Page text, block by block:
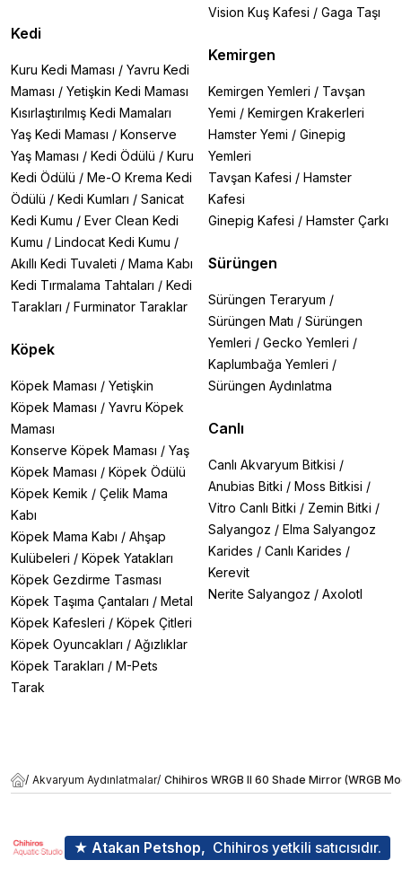
Kedi
Kuru Kedi Maması / Yavru Kedi
Maması / Yetişkin Kedi Maması
Kısırlaştırılmış Kedi Mamaları
Yaş Kedi Maması / Konserve
Yaş Maması / Kedi Ödülü / Kuru
Kedi Ödülü / Me-O Krema Kedi
Ödülü / Kedi Kumları / Sanicat
Kedi Kumu / Ever Clean Kedi
Kumu / Lindocat Kedi Kumu /
Akıllı Kedi Tuvaleti / Mama Kabı
Kedi Tırmalama Tahtaları / Kedi
Tarakları / Furminator Taraklar
Köpek
Köpek Maması / Yetişkin
Köpek Maması / Yavru Köpek
Maması
Konserve Köpek Maması / Yaş
Köpek Maması / Köpek Ödülü
Köpek Kemik / Çelik Mama
Kabı
Köpek Mama Kabı / Ahşap
Kulübeleri / Köpek Yatakları
Köpek Gezdirme Tasması
Köpek Taşıma Çantaları / Metal
Köpek Kafesleri / Köpek Çitleri
Köpek Oyuncakları / Ağızlıklar
Köpek Tarakları / M-Pets
Tarak
Vision Kuş Kafesi / Gaga Taşı
Kemirgen
Kemirgen Yemleri / Tavşan
Yemi / Kemirgen Krakerleri
Hamster Yemi / Ginepig
Yemleri
Tavşan Kafesi / Hamster
Kafesi
Ginepig Kafesi / Hamster Çarkı
Sürüngen
Sürüngen Teraryum /
Sürüngen Matı / Sürüngen
Yemleri / Gecko Yemleri /
Kaplumbağa Yemleri /
Sürüngen Aydınlatma
Canlı
Canlı Akvaryum Bitkisi /
Anubias Bitki / Moss Bitkisi /
Vitro Canlı Bitki / Zemin Bitki /
Salyangoz / Elma Salyangoz
Karides / Canlı Karides /
Kerevit
Nerite Salyangoz / Axolotl
/ Akvaryum Aydınlatmalar/ Chihiros WRGB II 60 Shade Mirror (WRGB
★ Atakan Petshop, Chihiros yetkili satıcısıdır.